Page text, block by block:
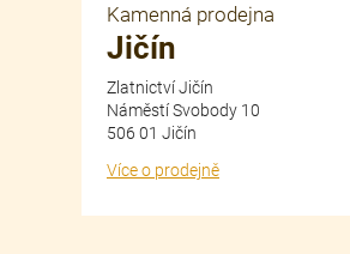
Kamenná prodejna
Jičín
Zlatnictví Jičín
Náměstí Svobody 10
506 01 Jičín
Více o prodejně